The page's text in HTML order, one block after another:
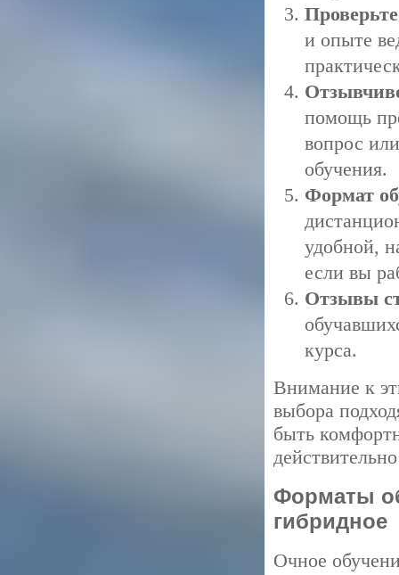
и опыте
помощь
вопрос
обучения.
Формат
удобной,
если вы
Отзывы
курса.
Внимание к
выбора
быть
Форматы
гибридное
Очное